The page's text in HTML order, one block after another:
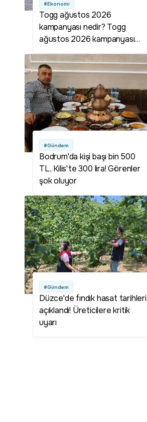
#Ekonomi
Togg ağustos 2026
kampanyası nedir? Togg
ağustos 2026 kampanyası
kampanyası var mı? Togg
ağustos kampanyası var mı?
Togg 800 bin TL kampanyası
nedir? Togg 800 bin lira
kampanyası şartları neler?
#Gündem
Bodrum'da kişi başı bin 500
TL, Kilis'te 300 lira! Görenler
şok oluyor
#Gündem
Düzce'de fındık hasat tarihleri
açıklandı! Üreticilere kritik
uyarı